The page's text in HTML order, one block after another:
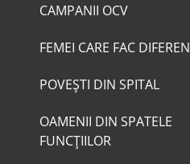
CAMPANII OCV
FEMEI CARE FAC
POVEŞTI DIN SPITAL
OAMENII DIN SPATELE
FUNCŢIILOR